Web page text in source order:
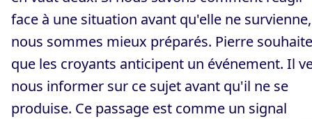
face à une situation avant qu'elle ne survienne,
nous sommes mieux préparés. Pierre souhaite
que les croyants anticipent un événement. Il
nous informer sur ce sujet avant qu'il ne se
produise. Ce passage est comme un signal